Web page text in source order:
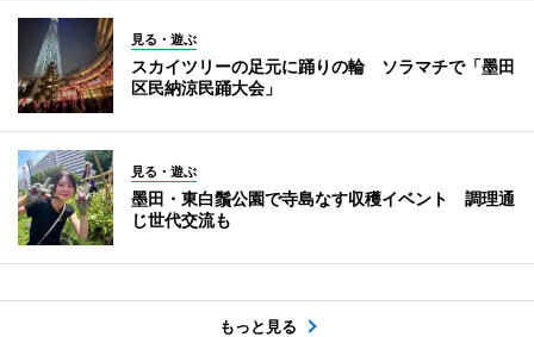
見る・遊ぶ
スカイツリーの足元に踊りの輪 ソラマチで「墨田
区民納涼民踊大会」
見る・遊ぶ
墨田・東白鬚公園で寺島なす収穫イベント 調理通
じ世代交流も
もっと見る